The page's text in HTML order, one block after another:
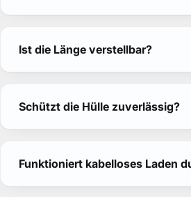
Ist die Länge verstellbar?
Schützt die Hülle zuverlässig?
Funktioniert kabelloses Laden